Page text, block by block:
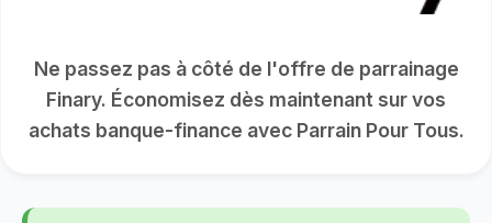
Ne passez pas à côté de l'offre de parrainage
Finary. Économisez dès maintenant sur vos
achats banque-finance avec Parrain Pour Tous.